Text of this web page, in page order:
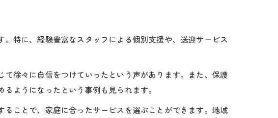
特に、経験豊富なスタッフによる個別支援や、送迎サービス
徐々に自信をつけていったという声があります。また、保護
ようになったという事例も見られます。
ことで、家庭に合ったサービスを選ぶことができます。地域